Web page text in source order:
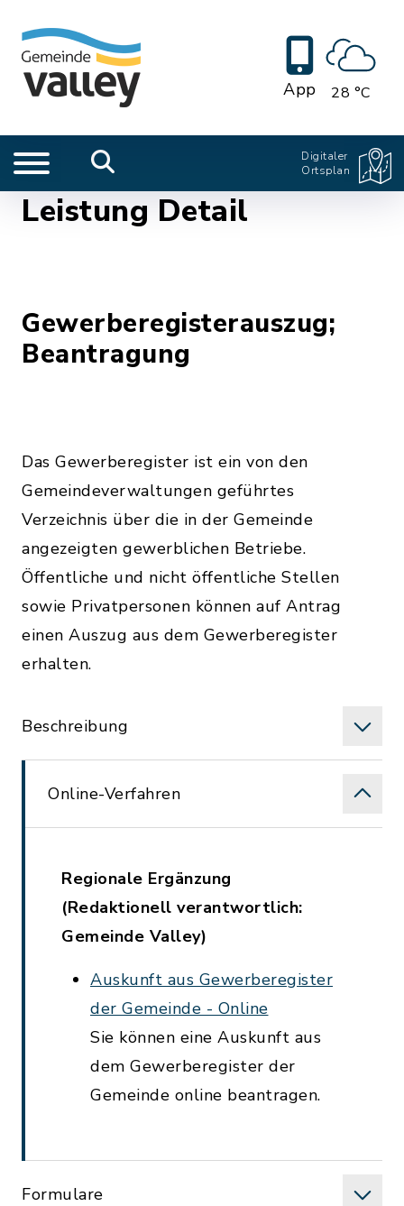
App 28 °C
Digitaler
Ortsplan
Leistung Detail
Gewerberegisterauszug;
Beantragung
Das Gewerberegister ist ein von den
Gemeindeverwaltungen geführtes
Verzeichnis über die in der Gemeinde
angezeigten gewerblichen Betriebe.
Öffentliche und nicht öffentliche Stellen
sowie Privatpersonen können auf Antrag
einen Auszug aus dem Gewerberegister
erhalten.
Beschreibung
Online-Verfahren
Regionale Ergänzung
(Redaktionell verantwortlich:
Gemeinde Valley)
Auskunft aus Gewerberegister
der Gemeinde - Online
Sie können eine Auskunft aus
dem Gewerberegister der
Gemeinde online beantragen.
Formulare